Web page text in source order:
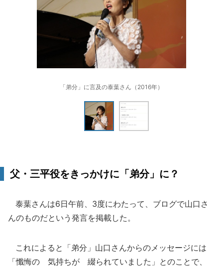
「弟分」に言及の泰葉さん（2016年）
父・三平役をきっかけに「弟分」に？
泰葉さんは6日午前、3度にわたって、ブログで山口さ
んのものだという発言を掲載した。
これによると「弟分」山口さんからのメッセージには
「懺悔の 気持ちが 綴られていました」とのことで、